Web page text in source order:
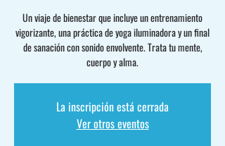
Un viaje de bienestar que incluye un entrenamiento
vigorizante, una práctica de yoga iluminadora y un final
de sanación con sonido envolvente. Trata tu mente,
cuerpo y alma.
La inscripción está cerrada
Ver otros eventos